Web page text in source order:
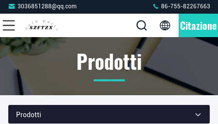
3036851288@qq.com 86-755-82267663
Citazione
Prodotti
Prodotti